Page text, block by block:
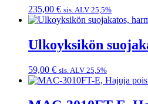
235,00 € sis. ALV 25,5%
Ulkoyksikön
59,00 € sis. ALV 25,5%